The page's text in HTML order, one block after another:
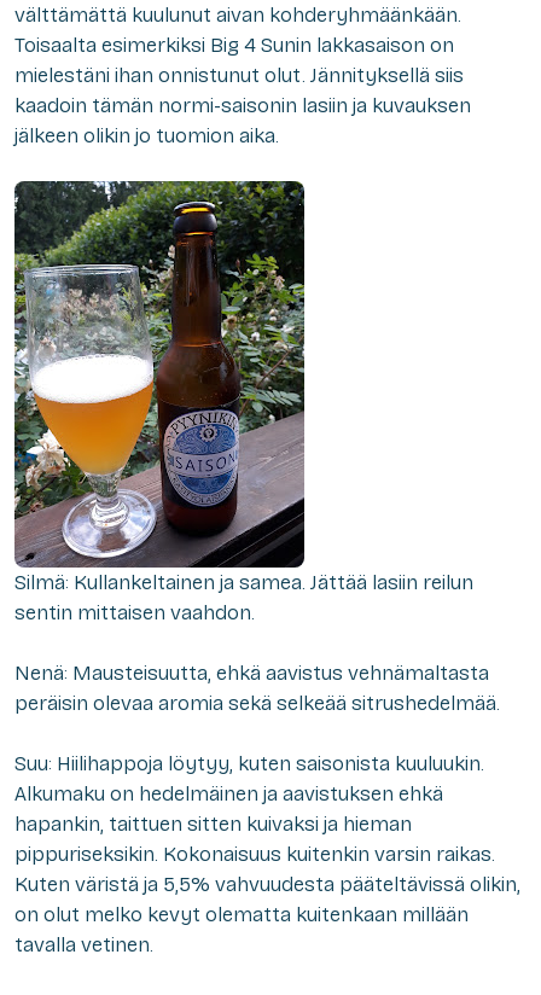
välttämättä kuulunut aivan kohderyhmäänkään.
Toisaalta esimerkiksi Big 4 Sunin lakkasaison on
mielestäni ihan onnistunut olut. Jännityksellä siis
kaadoin tämän normi-saisonin lasiin ja kuvauksen
jälkeen olikin jo tuomion aika.
Silmä: Kullankeltainen ja samea. Jättää lasiin reilun
sentin mittaisen vaahdon.
Nenä: Mausteisuutta, ehkä aavistus vehnämaltasta
peräisin olevaa aromia sekä selkeää sitrushedelmää.
Suu: Hiilihappoja löytyy, kuten saisonista kuuluukin.
Alkumaku on hedelmäinen ja aavistuksen ehkä
hapankin, taittuen sitten kuivaksi ja hieman
pippuriseksikin. Kokonaisuus kuitenkin varsin raikas.
Kuten väristä ja 5,5% vahvuudesta pääteltävissä olikin,
on olut melko kevyt olematta kuitenkaan millään
tavalla vetinen.